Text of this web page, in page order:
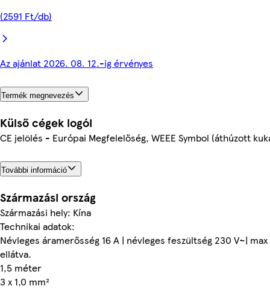
(2591 Ft/db)
Az ajánlat 2026. 08. 12.-ig érvényes
Termék megnevezés
Külső cégek logói
CE jelölés - Európai Megfelelőség, WEEE Symbol (áthúzott
További információ
Származási ország
Származási hely: Kína
Technikai adatok:
Névleges áramerősség 16 A | névleges feszültség 230 V~|
ellátva.
1,5 méter
3 x 1,0 mm²